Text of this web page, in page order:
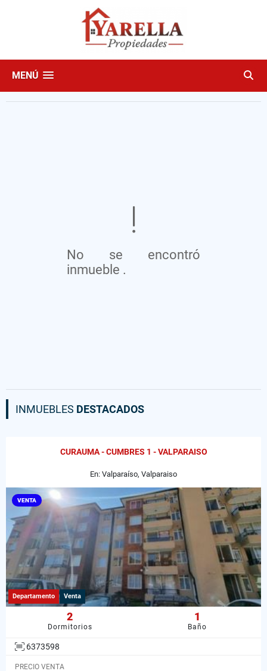
MENÚ
No se encontró
inmueble .
INMUEBLES DESTACADOS
CURAUMA - CUMBRES 1 - VALPARAISO
En: Valparaíso, Valparaiso
VENTA
Departamento Venta
2
Dormitorios
1
Baño
6373598
PRECIO VENTA